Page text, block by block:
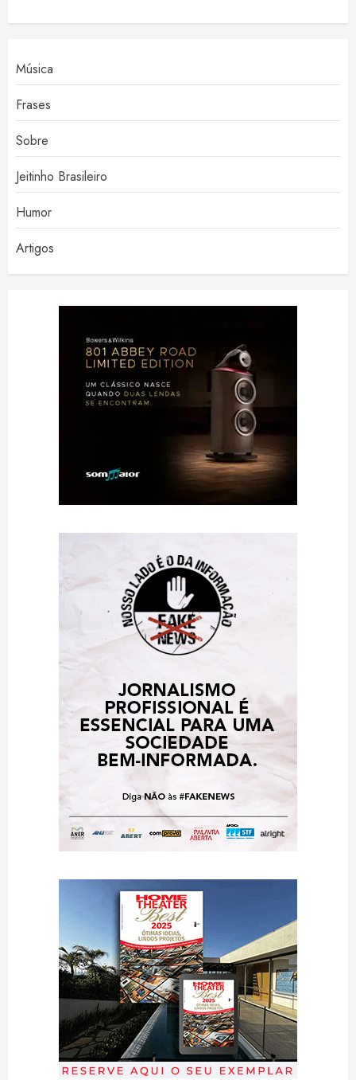
Música
Frases
Sobre
Jeitinho Brasileiro
Humor
Artigos